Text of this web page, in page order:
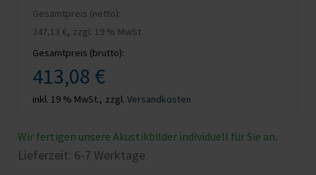
Gesamtpreis (netto):
347,13 €, zzgl. 19 % MwSt.
Gesamtpreis (brutto):
413,08 €
inkl. 19 % MwSt., zzgl. Versandkosten
Wir fertigen unsere Akustikbilder individuell für Sie an.
Lieferzeit: 6-7 Werktage